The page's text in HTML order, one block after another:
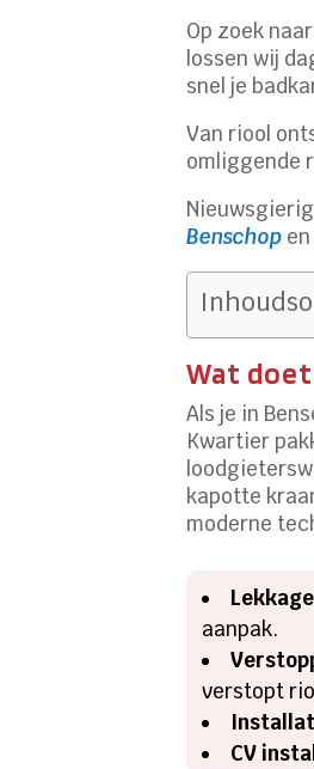
Op zoek
lossen wij
snel je
Van riool
omliggende
Benschop
Wat
Als je in
Kwartier
kapotte
moderne
aanpak.
verstopt
CV